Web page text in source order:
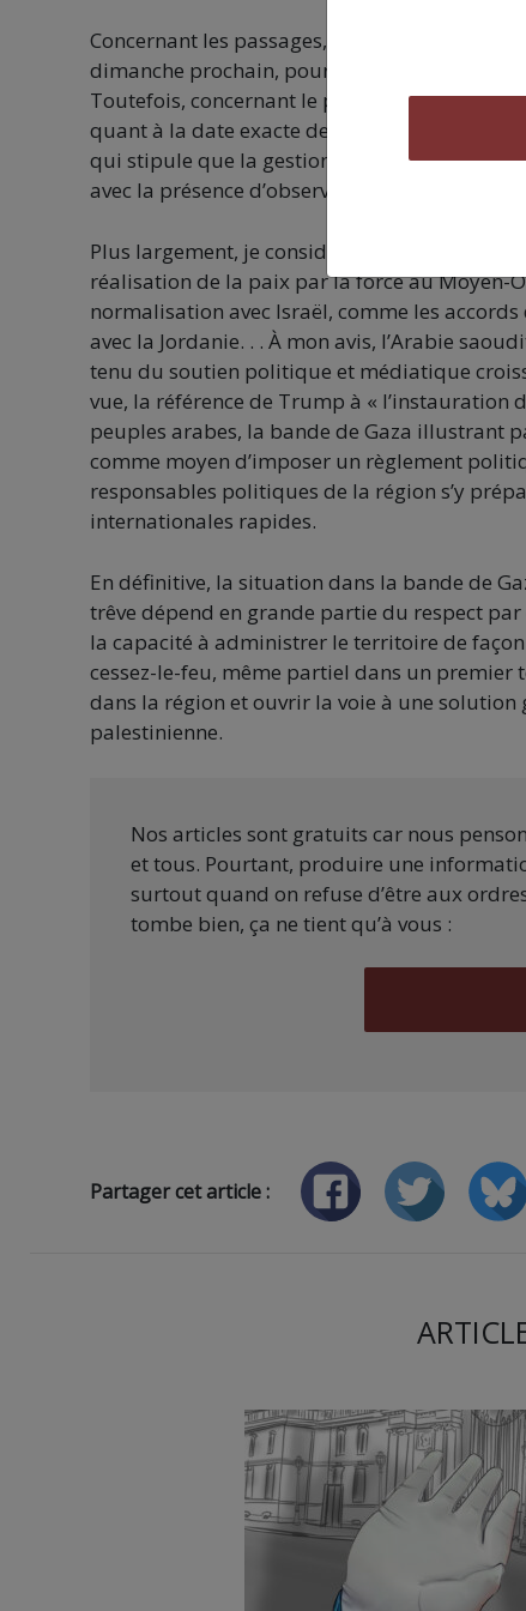
Concernant les passages, il a confirmé que
dimanche prochain, pour recevoir des
Toutefois, concernant le passage de Rafah
quant à la date exacte de sa réouverture.
qui stipule que la gestion du passage de
avec la présence d’observateurs
Plus largement, je considère les déclarations
réalisation de la paix par la force au Moyen-
normalisation avec Israël, comme les
avec la Jordanie. . . À mon avis, l’Arabie
tenu du soutien politique et médiatique
vue, la référence de Trump à « l’instauration
peuples arabes, la bande de Gaza illustrant
comme moyen d’imposer un règlement
responsables politiques de la région s’y
internationales rapides.
En définitive, la situation dans la bande de
trêve dépend en grande partie du respect
la capacité à administrer le territoire de
cessez-le-feu, même partiel dans un
dans la région et ouvrir la voie à une
palestinienne.
Nos articles sont gratuits car nous
et tous. Pourtant, produire une
surtout quand on refuse d’être aux
tombe bien, ça ne tient qu’à vous :
Partager cet article :